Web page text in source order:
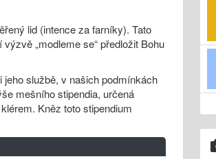
lid (intence za farníky). Tato
„modleme se“ předložit Bohu
službě, v našich podmínkách
mešního stipendia, určená
Kněz toto stipendium